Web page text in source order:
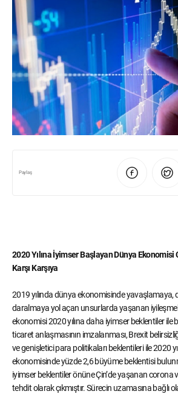
Paylaş
2020 Yılına İyimser Başlayan Dünya
Karşı Karşıya
2019 yılında dünya ekonomisinde yavaşlamaya,
daralmaya yol açan unsurlarda yaşanan
ekonomisi 2020 yılına daha iyimser beklentiler ile
ticaret anlaşmasının imzalanması, Brexit
ve genişletici para politikaları beklentileri ile 2020
ekonomisinde yüzde 2,6 büyüme beklentisi
iyimser beklentiler önüne Çin’de yaşanan corona
tehdit olarak çıkmıştır. Sürecin uzamasına bağlı